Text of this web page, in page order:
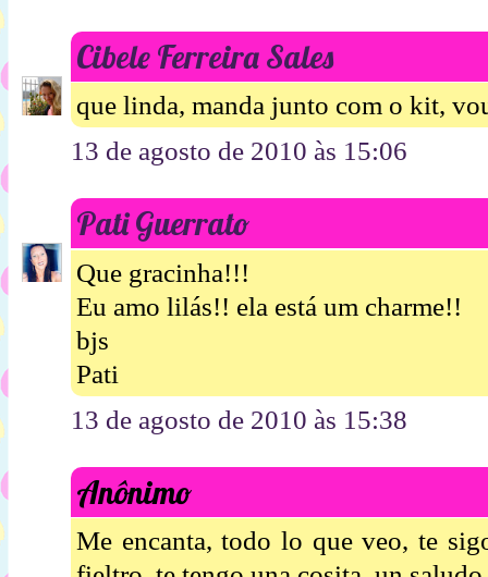
Cibele Ferreira Sales
que linda, manda junto com o kit,
13 de agosto de 2010 às 15:06
Pati Guerrato
Que gracinha!!!
Eu amo lilás!! ela está um charme!!
bjs
Pati
13 de agosto de 2010 às 15:38
Anônimo
Me encanta, todo lo que veo, te